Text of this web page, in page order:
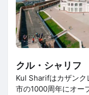
クル・シャリフ
Kul Sharifはカザン
市の1000周年にオー